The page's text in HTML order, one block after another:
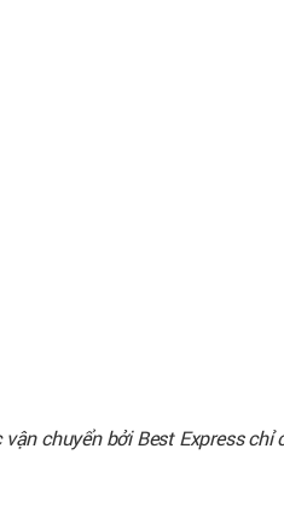
chuyển bởi Best Express chỉ